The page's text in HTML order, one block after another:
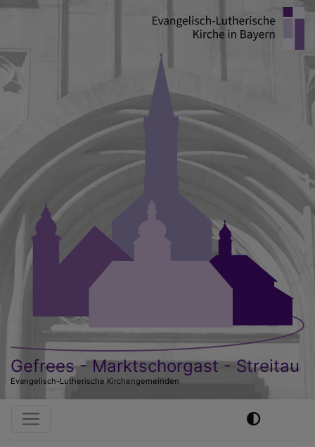
Direkt
Gefrees - Marktschorgast - Streitau
Evangelisch-Lutherische Kirchengemeinden
Hauptnavigation